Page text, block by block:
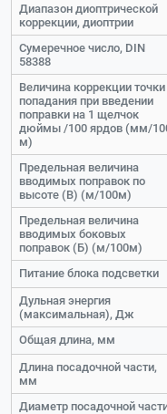
Диапазон диоптрической
коррекции, диоптрии
Сумеречное число, DIN
58388
Величина коррекции точки
попадания при введении
поправки на 1 щелчок
дюймы /100 ярдов (мм/
м)
Предельная величина
вводимых поправок по
высоте (В) (м/100м)
Предельная величина
вводимых боковых
поправок (Б) (м/100м)
Питание блока подсветки
Дульная энергия
(максимальная), Дж
Общая длина, мм
Длина посадочной части,
мм
Диаметр посадочной